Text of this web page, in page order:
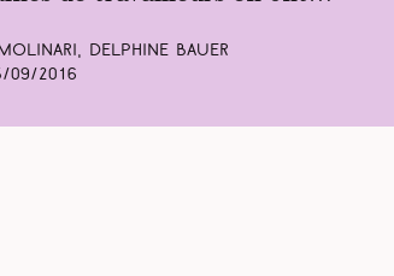
Delphine Bauer
09/2016